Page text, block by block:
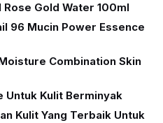
Gold Water 100ml
96 Mucin Power Essence
Combination Skin
Untuk Kulit Berminyak
Kulit Yang Terbaik Untuk